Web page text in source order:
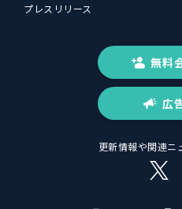
プレスリリース
無料
広
更新情報や関連ニ